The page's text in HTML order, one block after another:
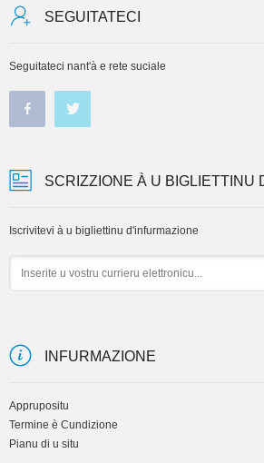
SEGUITATECI
Seguitateci nant'à e rete suciale
SCRIZZIONE À U BIGLIETTINU
Iscrivitevi à u bigliettinu d'infurmazione
INFURMAZIONE
Apprupositu
Termine è Cundizione
Pianu di u situ